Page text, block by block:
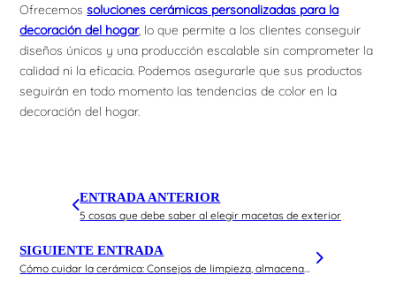
Ofrecemossoluciones cerámicas personalizadas para la
decoración del hogar, lo que permite a los clientes conseguir
diseños únicos y una producción escalable sin comprometer la
calidad ni la eficacia. Podemos asegurarle que sus productos
seguirán en todo momento las tendencias de color en la
decoración del hogar.
ENTRADA ANTERIOR
5 cosas que debe saber al elegir macetas de exterior
SIGUIENTE ENTRADA
Cómo cuidar la cerámica: Consejos de limpieza, almacenamiento y mantenimiento